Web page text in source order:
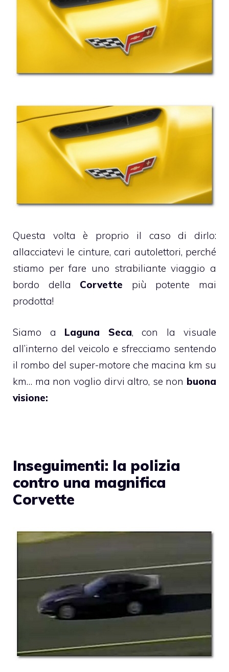
Questa volta è proprio il caso di dirlo:
allacciatevi le cinture, cari autolettori, perché
stiamo per fare uno strabiliante viaggio a
bordo della Corvette più potente mai
prodotta!
Siamo a Laguna Seca, con la visuale
all’interno del veicolo e sfrecciamo sentendo
il rombo del super-motore che macina km su
km… ma non voglio dirvi altro, se non buona
visione:
Inseguimenti: la polizia
contro una magnifica
Corvette